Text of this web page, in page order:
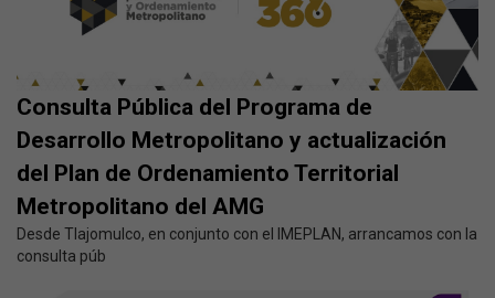
Consulta Pública del Programa de
Desarrollo Metropolitano y actualización
del Plan de Ordenamiento Territorial
Metropolitano del AMG
Desde Tlajomulco, en conjunto con el IMEPLAN, arrancamos con la
consulta púb